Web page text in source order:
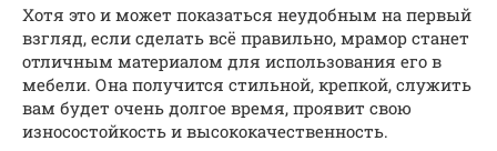
Хотя это и может показаться неудобным на первый
взгляд, если сделать всё правильно, мрамор станет
отличным материалом для использования его в
мебели. Она получится стильной, крепкой, служить
вам будет очень долгое время, проявит свою
износостойкость и высококачественность.